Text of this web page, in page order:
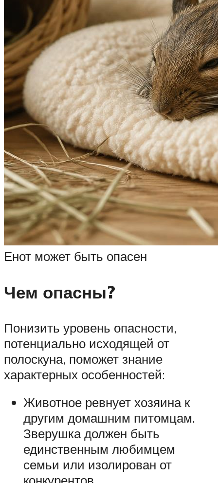
Енот может быть опасен
Чем опасны?
Понизить уровень опасности,
потенциально исходящей от
полоскуна, поможет знание
характерных особенностей:
Животное ревнует хозяина к
другим домашним питомцам.
Зверушка должен быть
единственным любимцем
семьи или изолирован от